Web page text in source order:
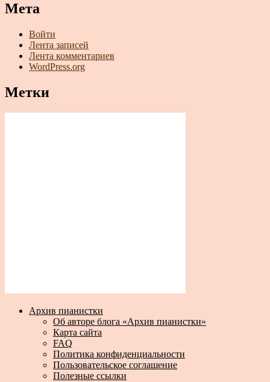
Мета
Войти
Лента записей
Лента комментариев
WordPress.org
Метки
Архив пианистки
Об авторе блога «Архив пианистки»
Карта сайта
FAQ
Политика конфиденциальности
Пользовательское соглашение
Полезные ссылки